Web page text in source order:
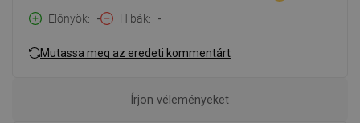
Előnyök - Hibák -
Mutassa meg az eredeti kommentárt
Írjon véleményeket